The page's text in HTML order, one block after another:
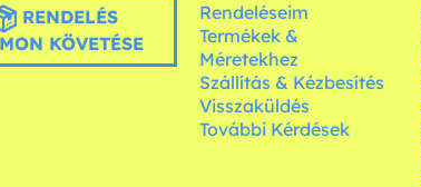
RENDELÉS
KÖVETÉSE
Rendeléseim
Termékek &
Méretekhez
Szállítás & Kézbesítés
Visszaküldés
További Kérdések